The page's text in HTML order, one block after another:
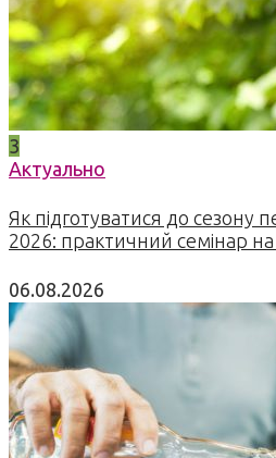
3
Актуально
Як підготуватися до сезону
2026: практичний семінар на
06.08.2026